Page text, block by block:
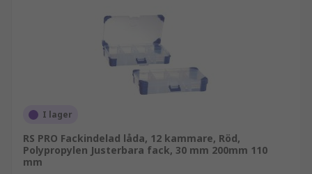
I lager
RS PRO Fackindelad låda, 12 kammare, Röd,
Polypropylen Justerbara fack, 30 mm 200mm 110
mm